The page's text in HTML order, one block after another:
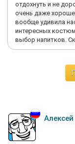
отдохнуть и не
очень даже
вообще удивила
интересных
выбор напитков.
Алексей